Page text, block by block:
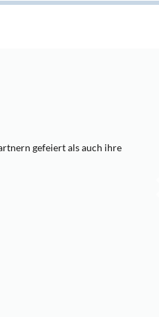
gefeiert als auch ihre